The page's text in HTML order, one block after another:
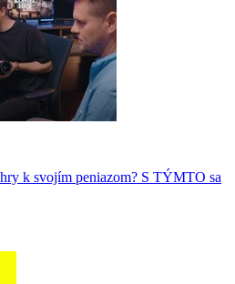
k svojím peniazom? S TÝMTO sa